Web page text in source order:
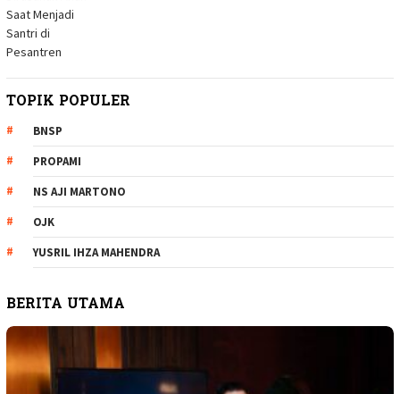
TOPIK POPULER
BNSP
PROPAMI
NS AJI MARTONO
OJK
YUSRIL IHZA MAHENDRA
BERITA UTAMA